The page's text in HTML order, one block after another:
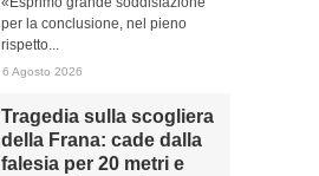
per la conclusione, nel pieno
rispetto...
6 Agosto 2026
Tragedia sulla scogliera
della Frana: cade dalla
falesia per 20 metri e